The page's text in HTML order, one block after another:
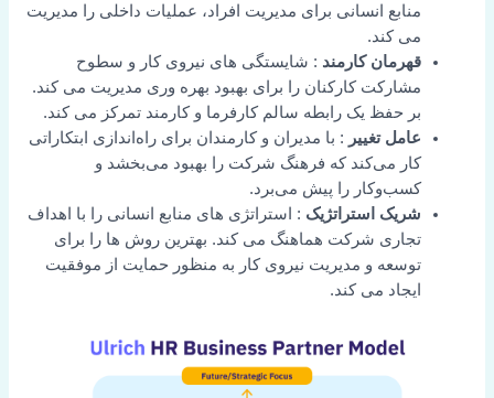
منابع انسانی برای مدیریت افراد، عملیات داخلی را مدیریت
می کند.
قهرمان کارمند : شایستگی های نیروی کار و سطوح
مشارکت کارکنان را برای بهبود بهره وری مدیریت می کند.
بر حفظ یک رابطه سالم کارفرما و کارمند تمرکز می کند.
عامل تغییر : با مدیران و کارمندان برای راه‌اندازی ابتکاراتی
کار می‌کند که فرهنگ شرکت را بهبود می‌بخشد و
کسب‌وکار را پیش می‌برد.
شریک استراتژیک : استراتژی های منابع انسانی را با اهداف
تجاری شرکت هماهنگ می کند. بهترین روش ها را برای
توسعه و مدیریت نیروی کار به منظور حمایت از موفقیت
ایجاد می کند.